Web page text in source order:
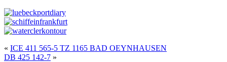
« ICE 411 565-5 TZ 1165 BAD OEYNHAUSEN
DB 425 142-7 »